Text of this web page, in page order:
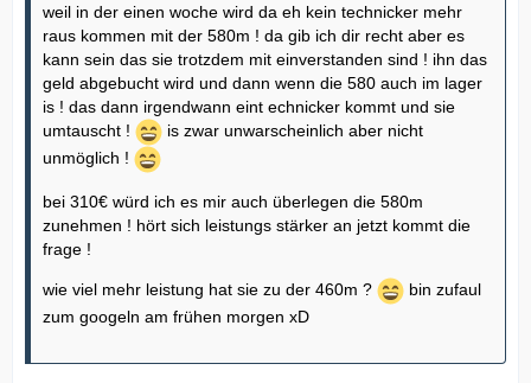
weil in der einen woche wird da eh kein technicker mehr
raus kommen mit der 580m ! da gib ich dir recht aber es
kann sein das sie trotzdem mit einverstanden sind ! ihn das
geld abgebucht wird und dann wenn die 580 auch im lager
is ! das dann irgendwann eint echnicker kommt und sie
umtauscht !
is zwar unwarscheinlich aber nicht
unmöglich !
bei 310€ würd ich es mir auch überlegen die 580m
zunehmen ! hört sich leistungs stärker an jetzt kommt die
frage !
wie viel mehr leistung hat sie zu der 460m ?
bin zufaul
zum googeln am frühen morgen xD